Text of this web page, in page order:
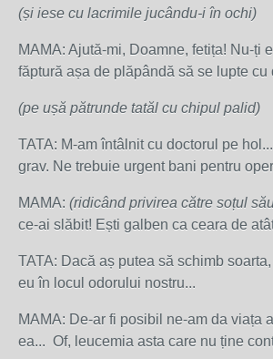
(și iese cu lacrimile jucându-i în ochi)
MAMA: Ajută-mi, Doamne, fetița! Nu-ți
făptură așa de plăpândă să se lupte cu
(pe ușă pătrunde tatăl cu chipul palid)
TATA: M-am întâlnit cu doctorul pe
grav. Ne trebuie urgent bani pentru
MAMA: (ridicând privirea către soțul
ce-ai slăbit! Ești galben ca ceara de
TATA: Dacă aș putea să schimb
eu în locul odorului nostru...
MAMA: De-ar fi posibil ne-am da viața
ea... Of, leucemia asta care nu ține